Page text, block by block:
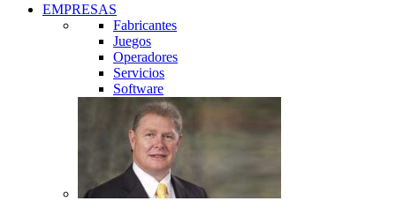
EMPRESAS
Fabricantes
Juegos
Operadores
Servicios
Software